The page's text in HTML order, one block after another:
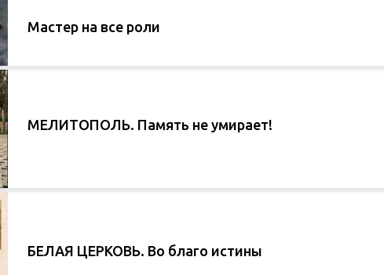
Мастер на все роли
МЕЛИТОПОЛЬ. Память не умирает!
БЕЛАЯ ЦЕРКОВЬ. Во благо истины